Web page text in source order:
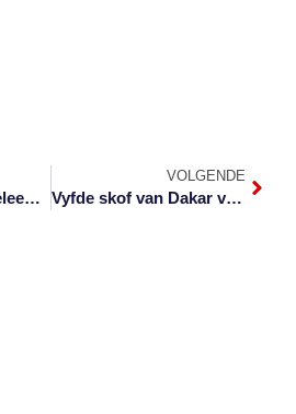
Tieners skep eie geleentheid op die verhoog
VOLGENDE
Vyfde skof van Dakar vandag